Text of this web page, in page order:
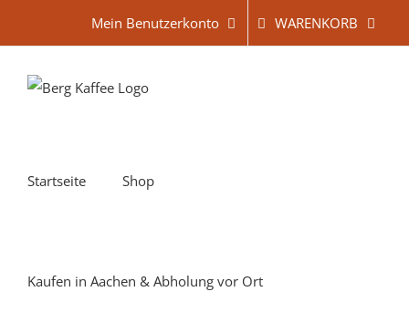
Mein Benutzerkonto WARENKORB
Startseite Shop
Kaufen in Aachen & Abholung vor Ort